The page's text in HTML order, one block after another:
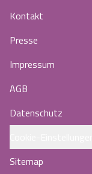
Kontakt
Presse
Impressum
AGB
Datenschutz
Sitemap